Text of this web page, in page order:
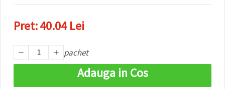
Puteți fi de
utilizați
toate
urile făcând
clic pe
"acceptati
indicați
Pret:40.04 Lei
pachet
Adauga in Cos